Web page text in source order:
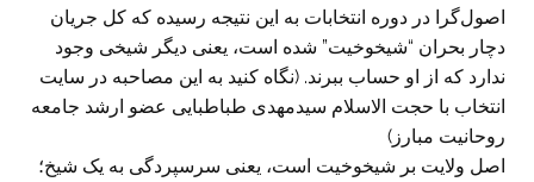
اصول‌گرا در دوره انتخابات به این نتیجه رسیده که کل جریان
دچار بحران “شیخوخیت” شده‌ است، یعنی دیگر شیخی وجود
ندارد که از او حساب ببرند. (نگاه کنید به این مصاحبه در سایت
انتخاب با حجت الاسلام سیدمهدی طباطبایی عضو ارشد جامعه
روحانیت مبارز)
اصل ولایت بر شیخوخیت است، یعنی سرسپردگی به یک شیخ؛